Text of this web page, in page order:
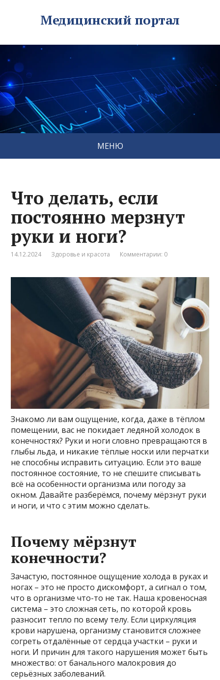
Медицинский портал
МЕНЮ
Что делать, если
постоянно мерзнут
руки и ноги?
14.12.2024 Здоровье и красота Комментарии: 0
Знакомо ли вам ощущение, когда, даже в тёплом
помещении, вас не покидает ледяной холодок в
конечностях? Руки и ноги словно превращаются в
глыбы льда, и никакие тёплые носки или перчатки
не способны исправить ситуацию. Если это ваше
постоянное состояние, то не спешите списывать
всё на особенности организма или погоду за
окном. Давайте разберёмся, почему мёрзнут руки
и ноги, и что с этим можно сделать.
Почему мёрзнут
конечности?
Зачастую, постоянное ощущение холода в руках и
ногах – это не просто дискомфорт, а сигнал о том,
что в организме что-то не так. Наша кровеносная
система – это сложная сеть, по которой кровь
разносит тепло по всему телу. Если циркуляция
крови нарушена, организму становится сложнее
согреть отдалённые от сердца участки – руки и
ноги. И причин для такого нарушения может быть
множество: от банального малокровия до
серьёзных заболеваний.